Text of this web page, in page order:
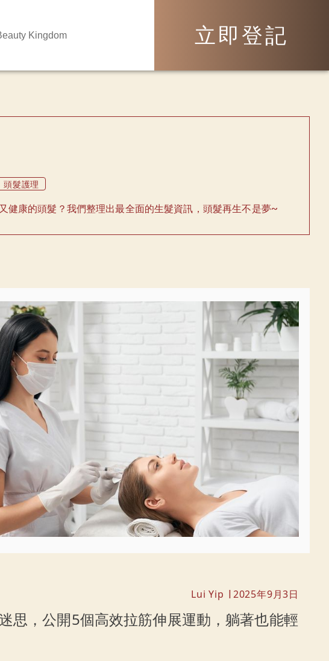
Kingdom 立即登記
頭髮護理
健康的頭髮？我們整理出最全面的生髮資訊，頭髮再生不是夢~
Lui Yip | 2025年9月3日
思，公開5個高效拉筋伸展運動，躺著也能輕